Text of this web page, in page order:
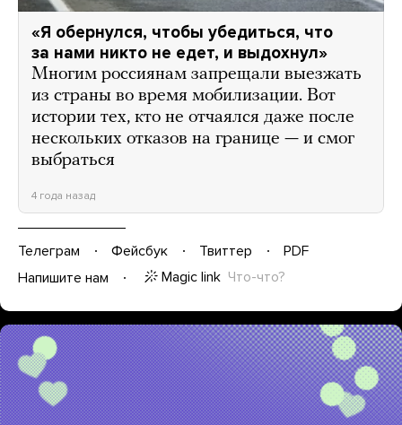
«Я обернулся, чтобы убедиться, что
за нами никто не едет, и выдохнул»
Многим россиянам запрещали выезжать
из страны во время мобилизации. Вот
истории тех, кто не отчаялся даже после
нескольких отказов на границе — и смог
выбраться
4 года назад
Телеграм Фейсбук Твиттер
PDF
Напишите нам
Magic link Что-что?